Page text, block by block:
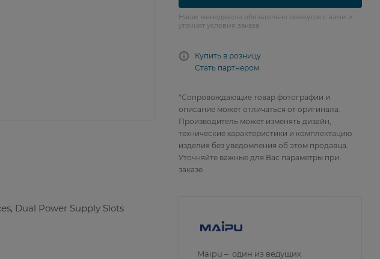
Dual Power Supply Slots
Наши менеджеры обязательно свяжутся с вами и
уточнят условия заказа
Купить в розницу
Стать партнером
*Сопровождающие товар фотографии и
описание может отличаться от оригинала.
Производитель может изменять дизайн,
технические характеристики и комплектацию
изделия без уведомления об этом продавца.
Уточняйте важные для Вас параметры при
заказе.
Maipu – один из ведущих